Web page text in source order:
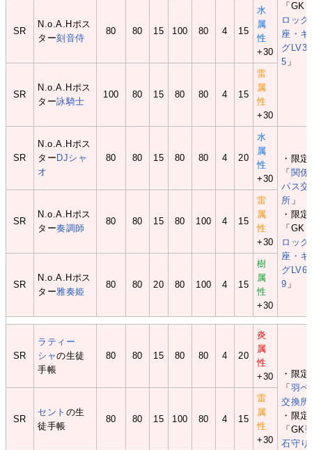
「GK
ロック
座・キ
グLV3
5 」
SR
N.o.A.Hポス
ター刻音侍
80 80 15 100 80 4 15
水
属
性
+30
SR
N.o.A.Hポス
ター詠騎士
100 80 15 80 80 4 15
雷
属
性
+30
SR
N.o.A.Hポス
ター DJシャ
オ
80 80 15 80 80 4 20
水
属
性
+30
・限定
「 関係
パス交
所 」
・限定
「GK
ロック
座・キ
グLV6
9 」
SR
N.o.A.Hポス
ター奏調師
80 80 15 80 100 4 15
雷
属
性
+30
SR
N.o.A.Hポス
ター雅奏姫
80 80 20 80 100 4 15
樹
属
性
+30
SR
ラティー
シャの生徒
手帳
80 80 15 80 80 4 20
炎
属
性
+30
・限定
「 羽ペ
交換所
・限定
「GK
石守り
SR
セント の生
徒手帳
80 80 15 100 80 4 15
雷
属
性
+30